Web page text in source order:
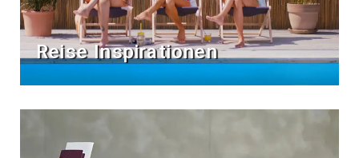
Reise Inspirationen